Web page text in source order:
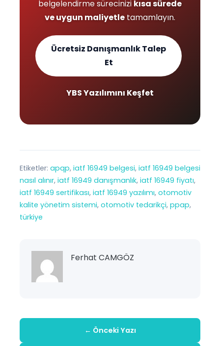
belgelendirme sürecinizi kısa sürede
ve uygun maliyetle tamamlayın.
Ücretsiz Danışmanlık Talep
Et
YBS Yazılımını Keşfet
Etiketler: apqp, iatf 16949 belgesi, iatf 16949 belgesi
nasıl alınır, iatf 16949 danışmanlık, iatf 16949 fiyatı
iatf 16949 sertifikası, iatf 16949 yazılımı, otomotiv
kalite yönetim sistemi, otomotiv tedarikçi, ppap
türkiye
Ferhat CAMGÖZ
← Önceki Yazı